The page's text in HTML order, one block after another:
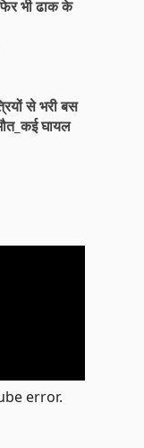
भी ढाक के
से भरी बस
घायल
error.